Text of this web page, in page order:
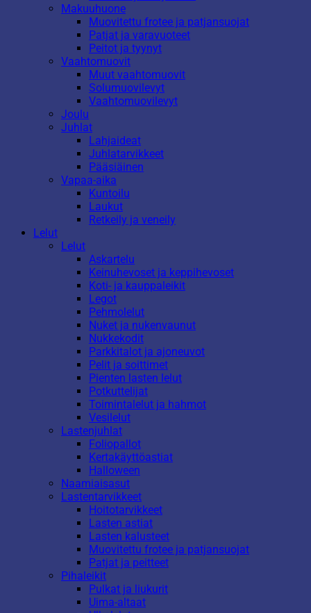
Makuuhuone
Muovitettu frotee ja patjansuojat
Patjat ja varavuoteet
Peitot ja tyynyt
Vaahtomuovit
Muut vaahtomuovit
Solumuovilevyt
Vaahtomuovilevyt
Joulu
Juhlat
Lahjaideat
Juhlatarvikkeet
Pääsiäinen
Vapaa-aika
Kuntoilu
Laukut
Retkeily ja veneily
Lelut
Lelut
Askartelu
Keinuhevoset ja keppihevoset
Koti- ja kauppaleikit
Legot
Pehmolelut
Nuket ja nukenvaunut
Nukkekodit
Parkkitalot ja ajoneuvot
Pelit ja soittimet
Pienten lasten lelut
Potkuttelijat
Toimintalelut ja hahmot
Vesilelut
Lastenjuhlat
Foliopallot
Kertakäyttöastiat
Halloween
Naamiaisasut
Lastentarvikkeet
Hoitotarvikkeet
Lasten astiat
Lasten kalusteet
Muovitettu frotee ja patjansuojat
Patjat ja peitteet
Pihaleikit
Pulkat ja liukurit
Uima-altaat